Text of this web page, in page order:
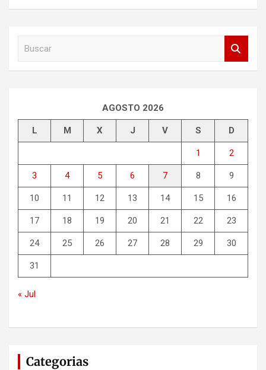
AGOSTO 2026
L M X J V S D
1 2
3 4 5 6 7 8 9
10 11 12 13 14 15 16
17 18 19 20 21 22 23
24 25 26 27 28 29 30
31
« Jul
Categorias